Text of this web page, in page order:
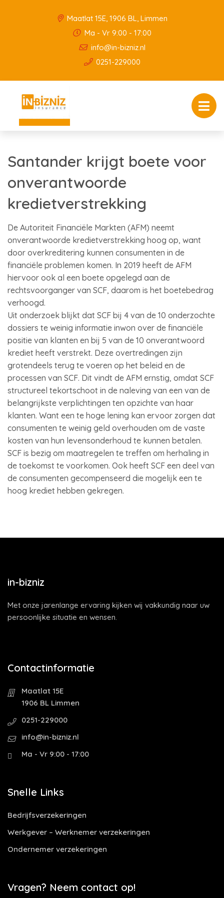
Maatlat 15E, 1906 BL, Limmen
Ma - Vr 9:00 - 17:00
info@in-bizniz.nl
0251-229000
Santander krijgt boete voor
onverantwoorde
kredietverstrekking
De Autoriteit Financiële Markten (AFM) neemt
onverantwoorde kredietverstrekking hoog op, want
door overkreditering kunnen consumenten in de
financiële problemen komen. In 2019 heeft de AFM
hiervoor ook al een boete opgelegd aan de
rechtsvoorganger van SCF, daarom is het boetebedrag
verhoogd.
Uit onderzoek blijkt dat SCF bij 4 van de 10 onderzochte
dossiers te weinig informatie inwon over de financiële
positie van klanten en bij 5 van de 10 onverantwoord
krediet heeft verstrekt. Deze overtredingen zijn
grotendeels terug te voeren op het beleid en de
processen van SCF. Dit vindt de AFM ernstig, omdat SCF
structureel tekortschoot in de naleving van een van de
belangrijkste verplichtingen ten opzichte van haar
klanten. Want een te hoge lening kan ervoor zorgen dat
consumenten te weinig geld overhouden om de vaste
kosten van hun levensonderhoud te kunnen betalen.
SCF is bezig om maatregelen te treffen om herhaling in
de toekomst te voorkomen. Ook heeft SCF een deel van
de consumenten gecompenseerd die mogelijk een te
hoog krediet hebben gekregen.
in-bizniz
Met onze jarenlange ervaring kijken wij vakkundig naar uw
persoonlijke situatie en wensen.
Contactinformatie
Maatlat 15E
1906 BL Limmen
0251-229000
info@in-bizniz.nl
Ma - Vr 9:00 - 17:00
Snelle Links
Bedrijfsverzekeringen
Werkgever – Werknemer verzekeringen
Ondernemer verzekeringen
Vragen? Neem contact op!